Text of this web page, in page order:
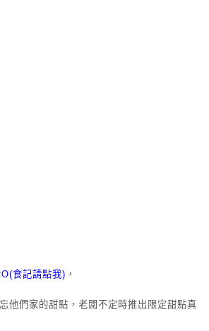
食記請點我) ，
他們家的甜點，老闆不定時推出限定甜點真